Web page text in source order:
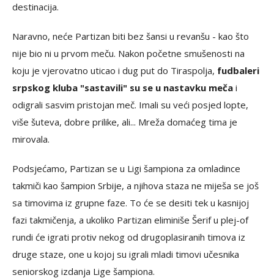
destinacija.
Naravno, neće Partizan biti bez šansi u revanšu - kao što
nije bio ni u prvom meču. Nakon početne smušenosti na
koju je vjerovatno uticao i dug put do Tiraspolja, fudbaleri
srpskog kluba "sastavili" su se u nastavku meča i
odigrali sasvim pristojan meč. Imali su veći posjed lopte,
više šuteva, dobre prilike, ali... Mreža domaćeg tima je
mirovala.
Podsjećamo, Partizan se u Ligi šampiona za omladince
takmiči kao šampion Srbije, a njihova staza ne miješa se još
sa timovima iz grupne faze. To će se desiti tek u kasnijoj
fazi takmičenja, a ukoliko Partizan eliminiše Šerif u plej-of
rundi će igrati protiv nekog od drugoplasiranih timova iz
druge staze, one u kojoj su igrali mladi timovi učesnika
seniorskog izdanja Lige šampiona.